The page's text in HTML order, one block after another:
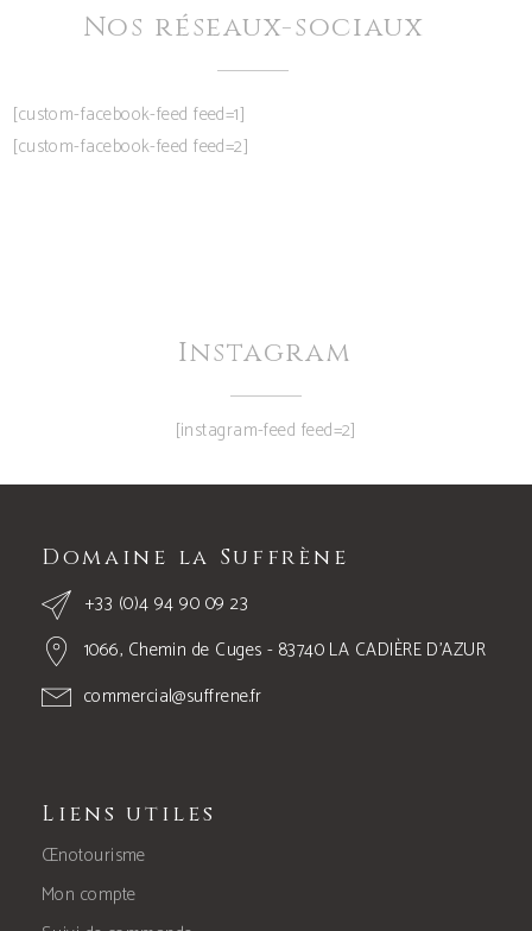
Nos réseaux-sociaux
[custom-facebook-feed feed=1]
[custom-facebook-feed feed=2]
Instagram
[instagram-feed feed=2]
Domaine la Suffrène
+33 (0)4 94 90 09 23
1066, Chemin de Cuges - 83740 LA CADIÈRE D’AZUR
commercial@suffrene.fr
Liens utiles
Œnotourisme
Mon compte